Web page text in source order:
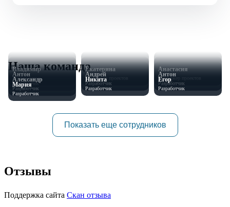
Наша команда
Владимир
Руководитель
Екатерина
Менеджер проектов
Анастасия
Менеджер проектов
Антон
Разработчик
Андрей
Разработчик
Антон
Разработчик
Александр
Разработчик
Никита
Разработчик
Егор
Разработчик
Мария
Разработчик
Показать еще сотрудников
Отзывы
Поддержка сайта Скан отзыва